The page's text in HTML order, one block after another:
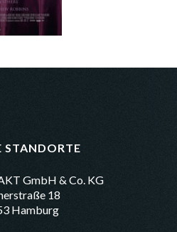
STANDORTE
GmbH & Co. KG
18
Hamburg